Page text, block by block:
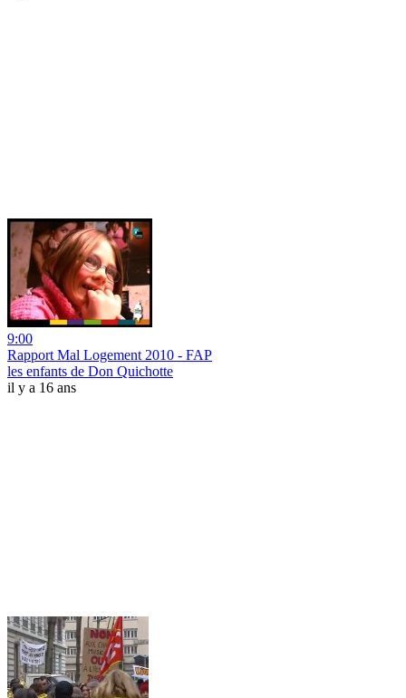
9:00
Rapport Mal Logement 2010 - FAP
les enfants de Don Quichotte
il y a 16 ans